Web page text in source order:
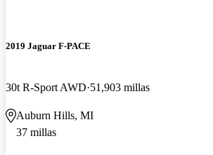
2019 Jaguar F-PACE
30t R-Sport AWD 51,903 millas
Auburn Hills, MI
37 millas